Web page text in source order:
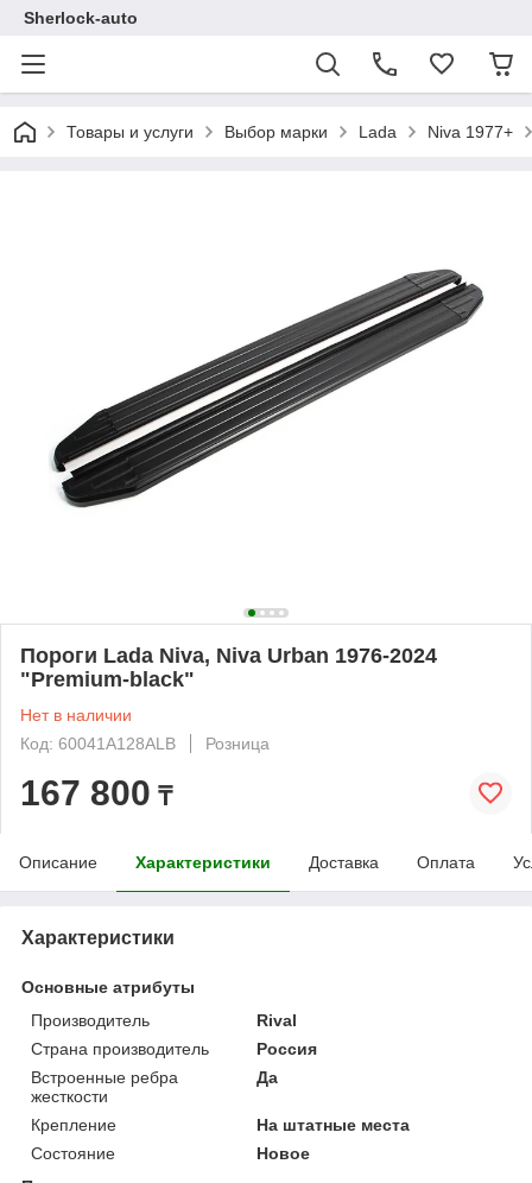
Sherlock-auto
Товары и услуги Выбор марки Lada Niva 1977+
Пороги Lada Niva, Niva Urban 1976-2024
"Premium-black"
Нет в наличии
Код: 60041A128ALB
Розница
167 800 ₸
Описание Характеристики Доставка Оплата
Характеристики
Основные атрибуты
Производитель
Rival
Страна производитель
Россия
Встроенные ребра
жесткости
Да
Крепление
На штатные места
Состояние
Новое